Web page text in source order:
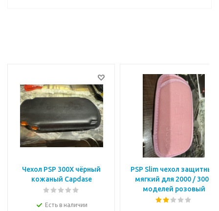
Чехол PSP 300X чёрный
кожаный Capdase
Есть в наличии
PSP Slim чехол защитный
мягкий для 2000 / 3000
моделей розовый